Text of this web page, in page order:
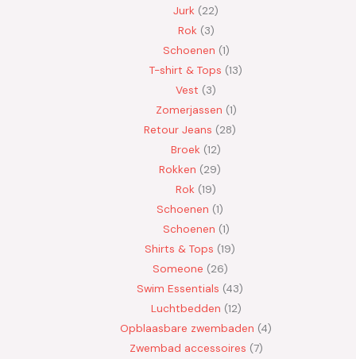
Jurk 22
Rok 3
Schoenen 1
T-shirt & Tops 13
Vest
3
Zomerjassen 1
Retour Jeans
28
Broek 12
Rokken
29
Rok 19
Schoenen 1
Schoenen 1
Shirts & Tops 19
Someone 26
Swim Essentials 43
Luchtbedden 12
Opblaasbare zwembaden 4
Zwembad accessoires 7